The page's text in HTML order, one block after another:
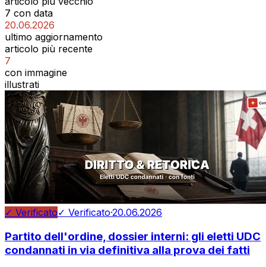
7 con data
20.06.2026
ultimo aggiornamento
articolo più recente
7
con immagine
illustrati
✓ Verificato✓ Verificato·20.06.2026
Partito dell'ordine, dossier interni: gli eletti UDC
condannati in via definitiva alla prova dei fatti